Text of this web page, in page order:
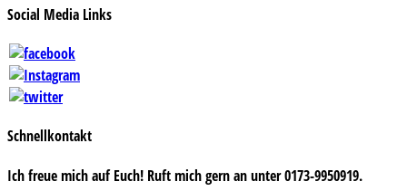
Social Media Links
Schnellkontakt
Ich freue mich auf Euch! Ruft mich gern an unter 0173-9950919.